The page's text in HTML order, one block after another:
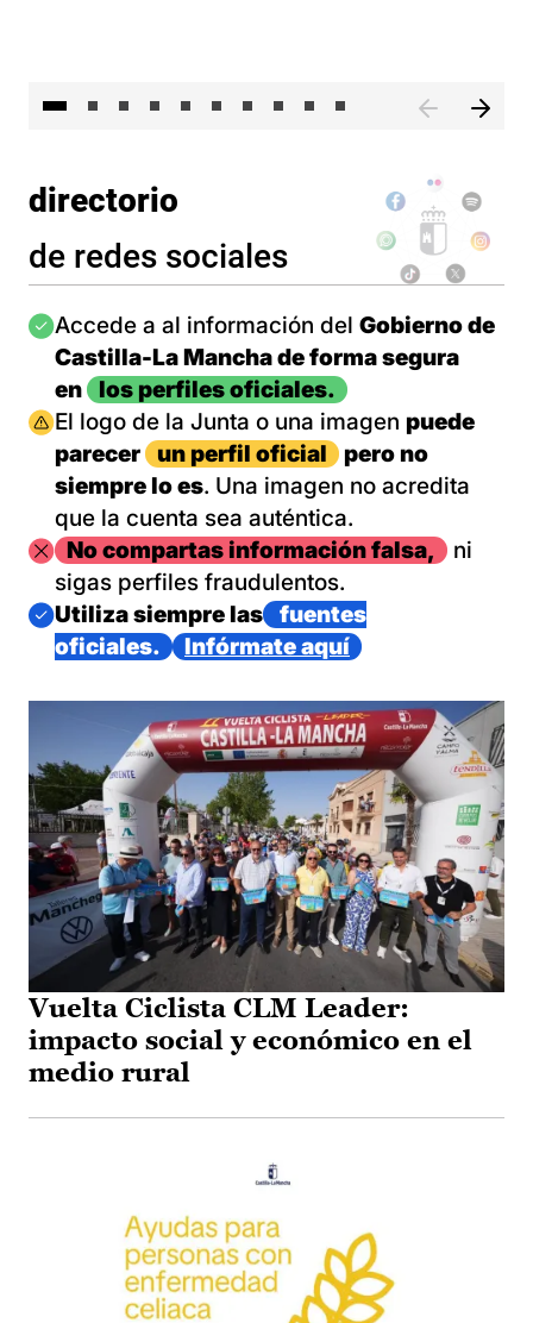
directorio
de redes sociales
Imagen
Accede a al información del Gobierno de
Castilla-La Mancha de forma segura
en
los perfiles oficiales.
Imagen
El logo de la Junta o una imagen puede
parecer
un perfil oficial
pero no
siempre lo es. Una imagen no acredita
que la cuenta sea auténtica.
ImagenNo compartas información falsa,
ni
sigas perfiles fraudulentos.
Imagen
Utiliza siempre las
fuentes
oficiales.
Infórmate aquí
Vuelta Ciclista CLM Leader:
impacto social y económico en el
medio rural